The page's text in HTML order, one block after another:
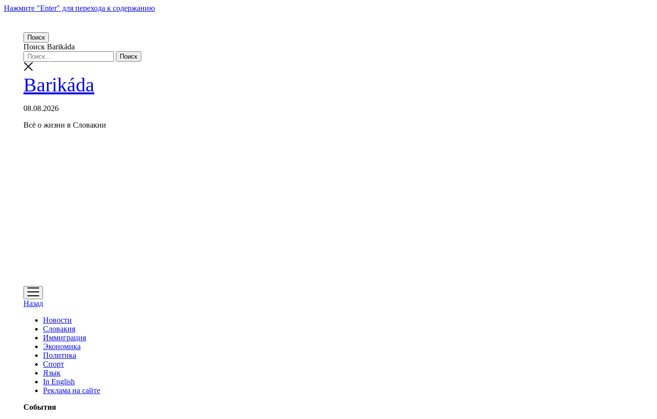
Нажмите "Enter" для перехода к содержанию
Поиск
Поиск Barikáda
Barikáda
08.08.2026
Всё о жизни в Словакии
открыть
меню
Назад
Новости
Словакия
Иммиграция
Экономика
Политика
Спорт
Язык
In English
Реклама на сайте
События